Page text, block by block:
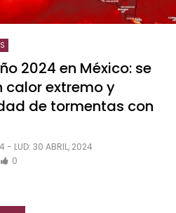
2024 en México: se
calor extremo y
de tormentas con
- LUD: 30 ABRIL, 2024
0